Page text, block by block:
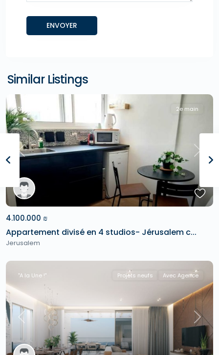
Similar Listings
Previous Next
"A la Une !" 2e main
4.100.000 ₪
Appartement divisé en 4 studios- Jérusalem c...
Jerusalem
Previous Next
"A la Une !" Projets neufs Avec Agence